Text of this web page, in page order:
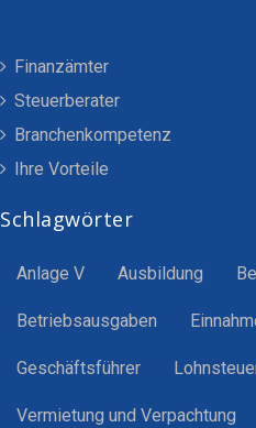
Finanzämter
Steuerberater
Branchenkompetenz
Ihre Vorteile
Schlagwörter
Anlage V Ausbildung
Betriebsausgaben
Geschäftsführer
Vermietung und Verpachtung